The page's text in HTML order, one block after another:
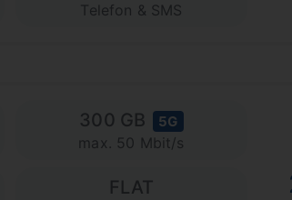
Telefon & SMS
300 GB 5G
max. 50 Mbit/s
FLAT